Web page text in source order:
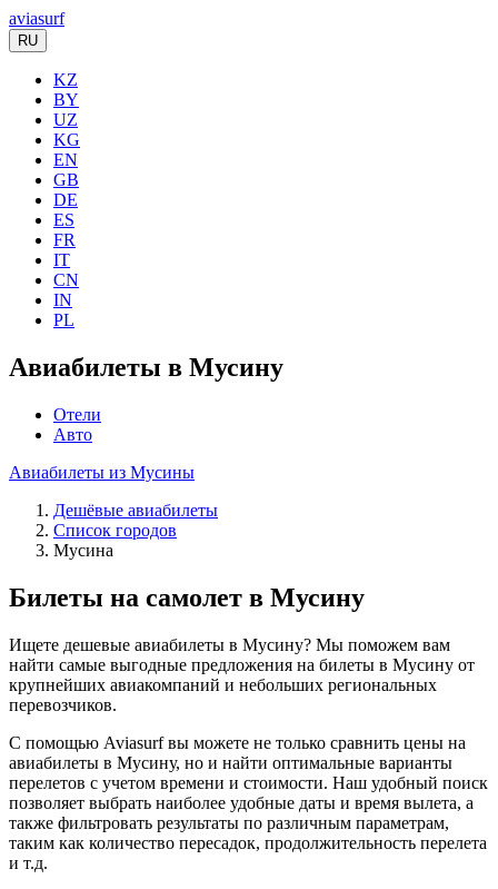
aviasurf
RU
KZ
BY
UZ
KG
EN
GB
DE
ES
FR
IT
CN
IN
PL
Авиабилеты в Мусину
Отели
Авто
Авиабилеты из Мусины
Дешёвые авиабилеты
Список городов
Мусина
Билеты на самолет в Мусину
Ищете дешевые авиабилеты в Мусину? Мы поможем вам
найти самые выгодные предложения на билеты в Мусину от
крупнейших авиакомпаний и небольших региональных
перевозчиков.
С помощью Aviasurf вы можете не только сравнить цены на
авиабилеты в Мусину, но и найти оптимальные варианты
перелетов с учетом времени и стоимости. Наш удобный поиск
позволяет выбрать наиболее удобные даты и время вылета, а
также фильтровать результаты по различным параметрам,
таким как количество пересадок, продолжительность перелета
и т.д.